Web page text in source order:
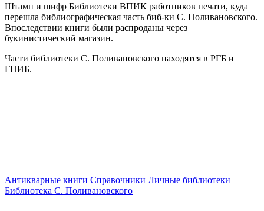
Штамп и шифр Библиотеки ВПИК работников печати, куда
перешла библиографическая часть биб-ки С. Поливановского.
Впоследствии книги были распроданы через
букинистический магазин.
Части библиотеки С. Поливановского находятся в РГБ и
ГПИБ.
Антикварные книги Справочники Личные библиотеки
Библиотека С. Поливановского